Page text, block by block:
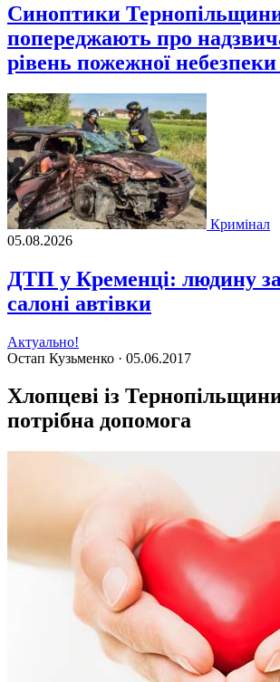
Синоптики
попереджають про
рівень пожежної
Кримінал
05.08.2026
ДТП у Кременці: людину
салоні автівки
Актуально!
Остап Кузьменко · 05.06.2017
Хлопцеві із
потрібна допомога